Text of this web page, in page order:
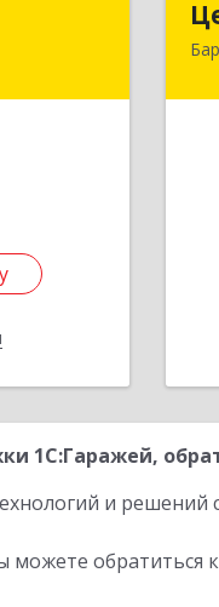
г,
1С:Гаражей,
и
обратиться